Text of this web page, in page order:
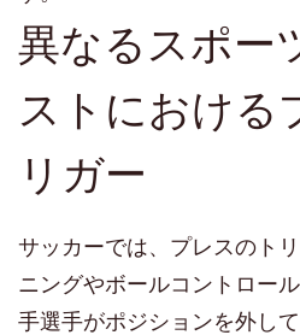
異なるスポー
ストにおける
リガー
サッカーでは、プレスのト
ニングやボールコントロー
手選手がポジションを外し